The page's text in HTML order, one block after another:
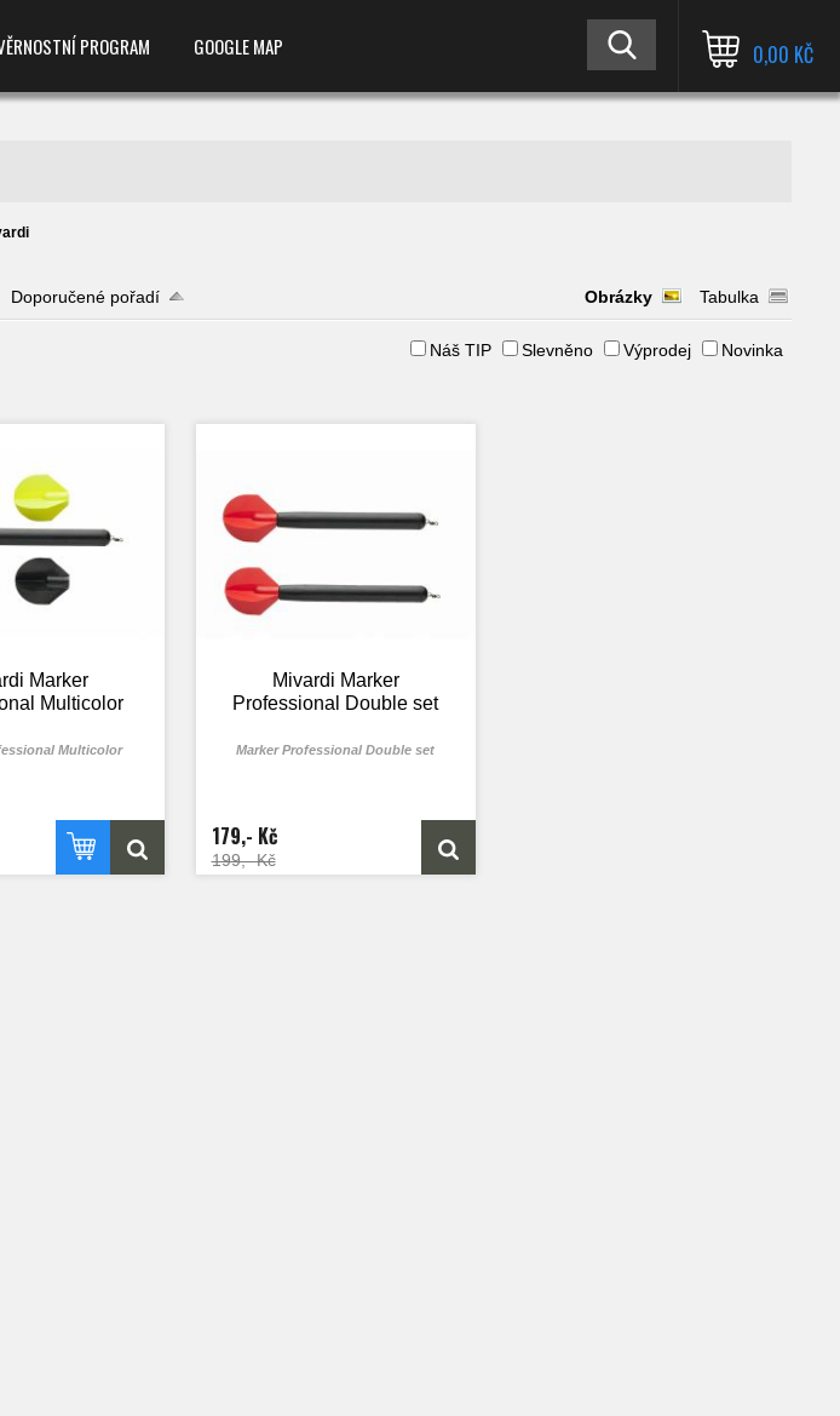
PROGRAM GOOGLE MAP 0,00 KČ
Doporučené pořadí Obrázky Tabulka
Náš TIP Slevněno Výprodej
Novinka
Marker
Multicolor
Multicolor
Mivardi Marker
Professional Double set
Marker Professional Double set
179,- Kč
199,- Kč